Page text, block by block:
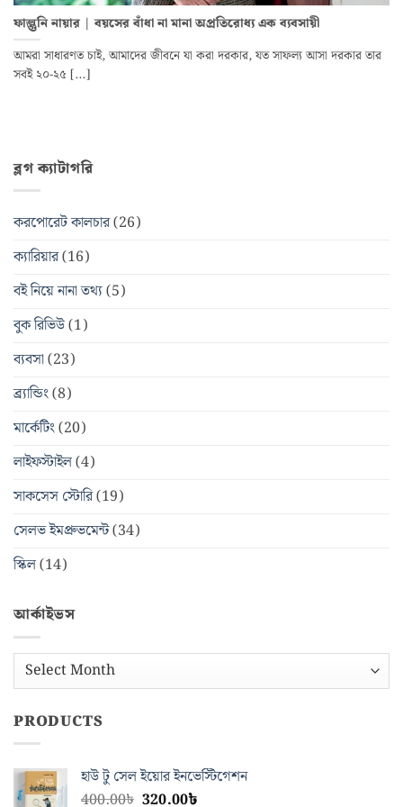
ফাল্গুনি নায়ার | বয়সের বাঁধা না মানা অপ্রতিরোধ্য এক ব্যবসায়ী
আমরা সাধারণত চাই, আমাদের জীবনে যা করা দরকার, যত সাফল্য আসা দরকার তার
সবই ২০-২৫ [...]
ব্লগ ক্যাটাগরি
করপোরেট কালচার(26)
ক্যারিয়ার(16)
বই নিয়ে নানা তথ্য(5)
বুক রিভিউ(1)
ব্যবসা(23)
ব্র্যান্ডিং(8)
মার্কেটিং(20)
লাইফস্টাইল(4)
সাকসেস স্টোরি(19)
সেলভ ইমপ্রুভমেন্ট(34)
স্কিল(14)
আর্কাইভস
আর্কাইভস
PRODUCTS
হাউ টু সেল ইয়োর ইনভেস্টিগেশন
400.00৳ Original
320.00৳Current